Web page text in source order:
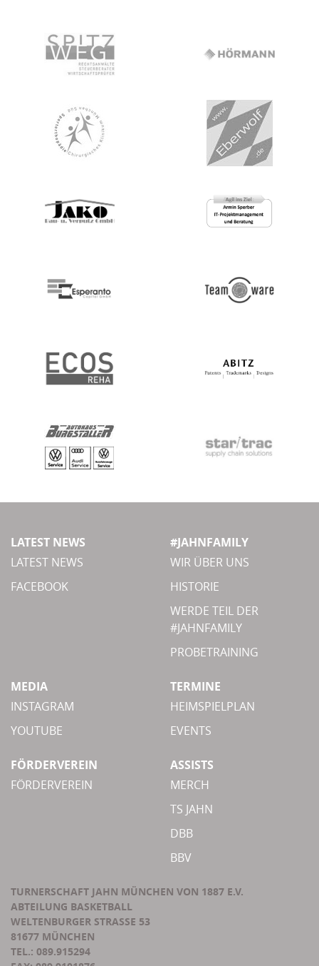
LATEST NEWS
LATEST NEWS
FACEBOOK
#JAHNFAMILY
WIR ÜBER UNS
HISTORIE
WERDE TEIL DER
#JAHNFAMILY
PROBETRAINING
MEDIA
INSTAGRAM
YOUTUBE
TERMINE
HEIMSPIELPLAN
EVENTS
FÖRDERVEREIN
FÖRDERVEREIN
ASSISTS
MERCH
TS JAHN
DBB
BBV
TURNERSCHAFT JAHN MÜNCHEN VON 1887 E.V.
ABTEILUNG BASKETBALL
WELTENBURGER STRASSE 53
81677 MÜNCHEN
TEL.: 089.915294